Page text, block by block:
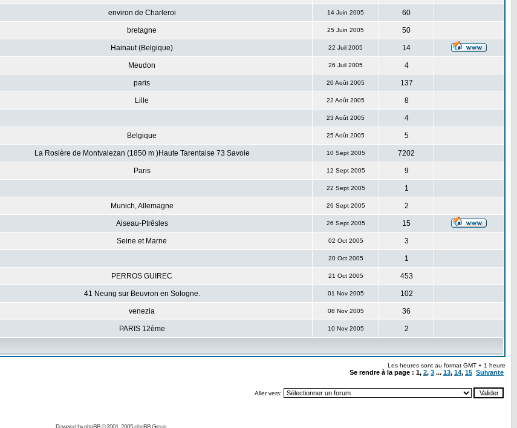
environ de Charleroi 14 Juin 2005 60
bretagne 25 Juin 2005 50
Hainaut (Belgique) 22 Juil 2005 14
Meudon 26 Juil 2005 4
paris 20 Août 2005 137
Lille 22 Août 2005 8
23 Août 2005 4
Belgique 25 Août 2005 5
La Rosière de Montvalezan (1850 m )Haute Tarentaise 73 Savoie 10 Sept 2005 7202
Paris 12 Sept 2005 9
22 Sept 2005 1
Munich, Allemagne 26 Sept 2005 2
Aiseau-Ptrêsles 26 Sept 2005 15
Seine et Marne 02 Oct 2005 3
20 Oct 2005 1
PERROS GUIREC 21 Oct 2005 453
41 Neung sur Beuvron en Sologne. 01 Nov 2005 102
venezia 08 Nov 2005 36
PARIS 12ème 10 Nov 2005 2
Les heures sont au format GMT + 1 heure
Se rendre à la page : 1, 2, 3 ... 13, 14, 15 Suivante
Aller vers:
Powered byphpBB© 2001, 2005 phpBB Group